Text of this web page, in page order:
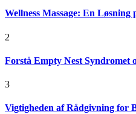
Wellness Massage: En
2
Forstå Empty Nest Syndromet
3
Vigtigheden af Rådgivning for